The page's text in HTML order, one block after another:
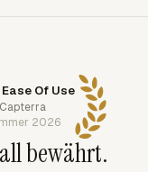
Of Use
Capterra
2026
bewährt.